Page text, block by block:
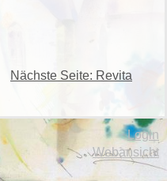
Nächste Seite: Revita
Login
Webansicht